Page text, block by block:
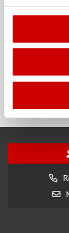
mellantapp